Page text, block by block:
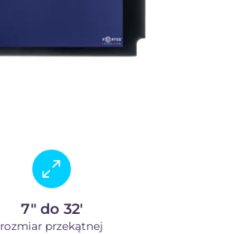
7" do 32'
rozmiar przekątnej